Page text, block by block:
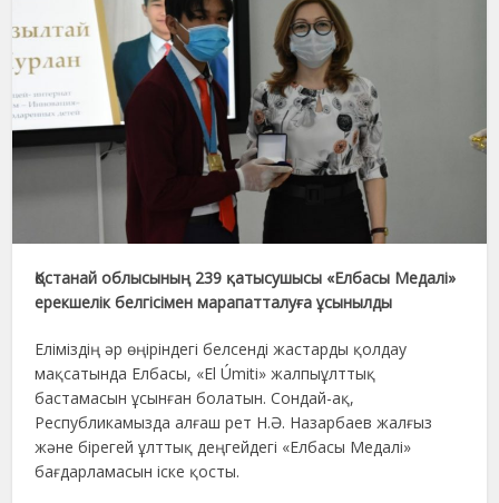
Қостанай облысының 239 қатысушысы «Елбасы Медалі»
ерекшелік белгісімен марапатталуға ұсынылды
Еліміздің әр өңіріндегі белсенді жастарды қолдау
мақсатында Елбасы, «El Úmiti» жалпыұлттық
бастамасын ұсынған болатын. Сондай-ақ,
Республикамызда алғаш рет Н.Ә. Назарбаев жалғыз
және бірегей ұлттық деңгейдегі «Елбасы Медалі»
бағдарламасын іске қосты.